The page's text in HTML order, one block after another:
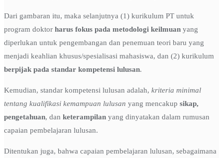
Dari gambaran itu, maka selanjutnya (1) kurikulum PT untuk
program doktor harus fokus pada metodologi keilmuan yang
diperlukan untuk pengembangan dan penemuan teori baru yang
menjadi keahlian khusus/spesialisasi mahasiswa, dan (2) kurikulum
berpijak pada standar kompetensi lulusan.
Kemudian, standar kompetensi lulusan adalah, kriteria minimal
tentang kualifikasi kemampuan lulusan yang mencakup sikap,
pengetahuan, dan keterampilan yang dinyatakan dalam rumusan
capaian pembelajaran lulusan.
Ditentukan juga, bahwa capaian pembelajaran lulusan, sebagaimana